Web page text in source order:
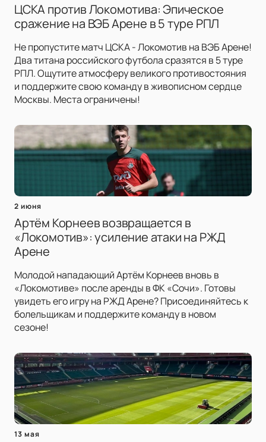
ЦСКА против Локомотива: Эпическое
сражение на ВЭБ Арене в 5 туре РПЛ
Не пропустите матч ЦСКА - Локомотив на ВЭБ Арене!
Два титана российского футбола сразятся в 5 туре
РПЛ. Ощутите атмосферу великого противостояния
и поддержите свою команду в живописном сердце
Москвы. Места ограничены!
2 июня
Артём Корнеев возвращается в
«Локомотив»: усиление атаки на РЖД
Арене
Молодой нападающий Артём Корнеев вновь в
«Локомотиве» после аренды в ФК «Сочи». Готовы
увидеть его игру на РЖД Арене? Присоединяйтесь к
болельщикам и поддержите команду в новом
сезоне!
13 мая